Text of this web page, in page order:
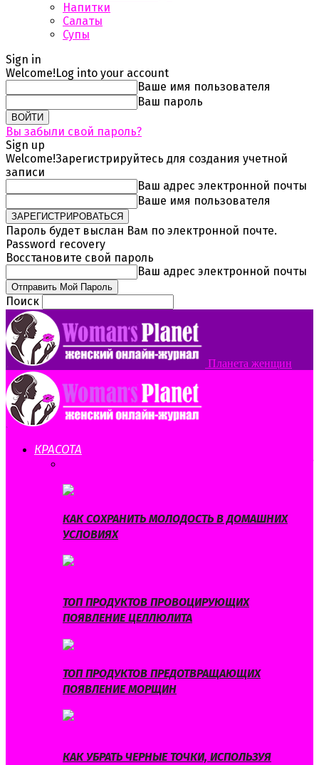
Напитки
Салаты
Супы
Sign in
Welcome!Log into your account
Ваше имя пользователя
Ваш пароль
Вы забыли свой пароль?
Sign up
Welcome!Зарегистрируйтесь для создания учетной
записи
Ваш адрес электронной почты
Ваше имя пользователя
Пароль будет выслан Вам по электронной почте.
Password recovery
Восстановите свой пароль
Ваш адрес электронной почты
Поиск
Планета женщин
КРАСОТА
КАК СОХРАНИТЬ МОЛОДОСТЬ В ДОМАШНИХ
УСЛОВИЯХ
ТОП ПРОДУКТОВ ПРОВОЦИРУЮЩИХ
ПОЯВЛЕНИЕ ЦЕЛЛЮЛИТА
ТОП ПРОДУКТОВ ПРЕДОТВРАЩАЮЩИХ
ПОЯВЛЕНИЕ МОРЩИН
КАК УБРАТЬ ЧЕРНЫЕ ТОЧКИ, ИСПОЛЬЗУЯ